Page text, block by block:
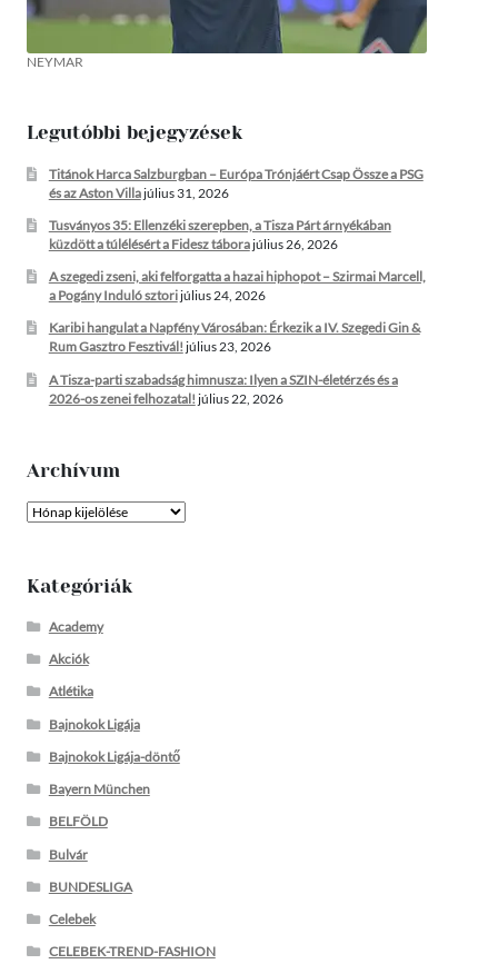
NEYMAR
Legutóbbi bejegyzések
Titánok Harca Salzburgban – Európa Trónjáért Csap Össze a PSG
és az Aston Villajúlius 31, 2026
Tusványos 35: Ellenzéki szerepben, a Tisza Párt árnyékában
küzdött a túlélésért a Fidesz táborajúlius 26, 2026
A szegedi zseni, aki felforgatta a hazai hiphopot – Szirmai Marcell,
a Pogány Induló sztorijúlius 24, 2026
Karibi hangulat a Napfény Városában: Érkezik a IV. Szegedi Gin &
Rum Gasztro Fesztivál! július 23, 2026
A Tisza-parti szabadság himnusza: Ilyen a SZIN-életérzés és a
2026-os zenei felhozatal! július 22, 2026
Archívum
Archívum
Kategóriák
Academy
Akciók
Atlétika
Bajnokok Ligája
Bajnokok Ligája-döntő
Bayern München
BELFÖLD
Bulvár
BUNDESLIGA
Celebek
CELEBEK-TREND-FASHION